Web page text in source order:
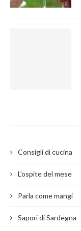
Consigli di cucina
L'ospite del mese
Parla come mangi
Sapori di Sardegna